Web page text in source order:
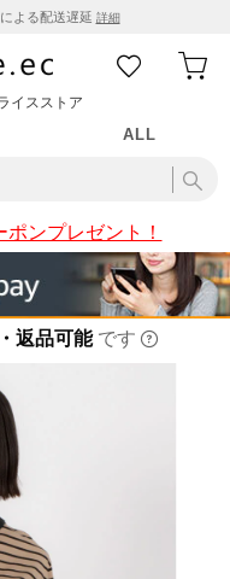
よる配送遅延 詳細
イスストア
ALL
ンプレゼント！
返品可能 です